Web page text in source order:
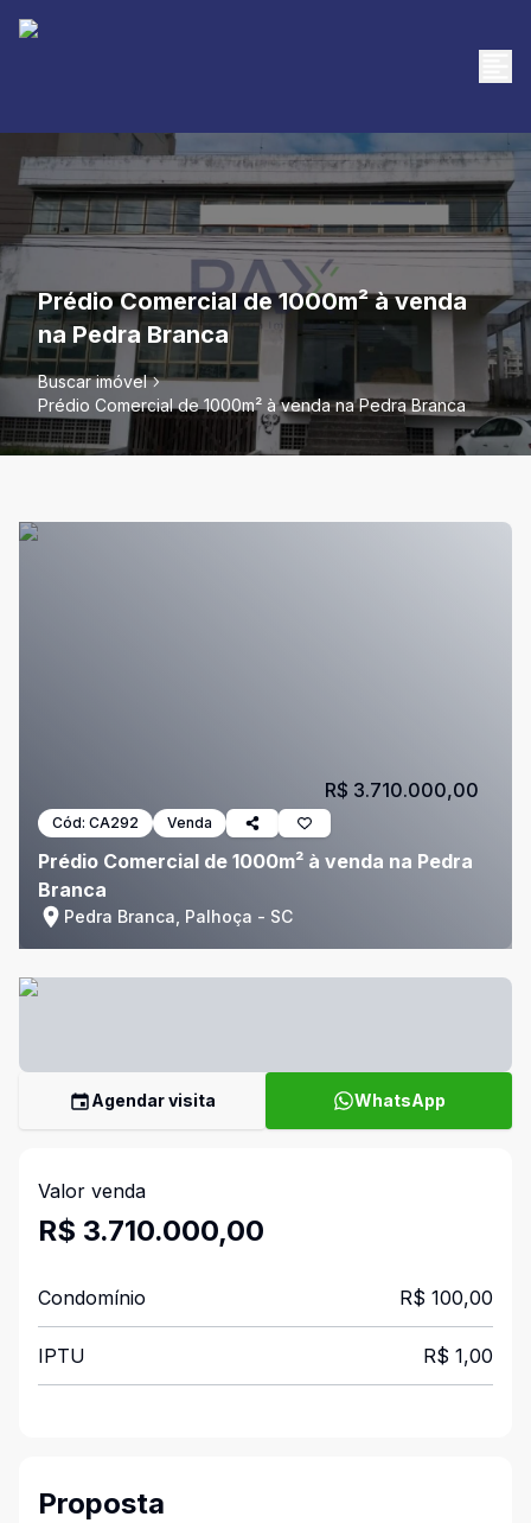
Prédio Comercial de 1000m² à venda
na Pedra Branca
Buscar imóvel
Prédio Comercial de 1000m² à venda na Pedra Branca
Cód: CA292 Venda
Prédio Comercial de 1000m² à venda na Pedra
Branca
Pedra Branca, Palhoça - SC
R$ 3.710.000,00
Agendar visita WhatsApp
Valor venda
R$ 3.710.000,00
Condomínio R$ 100,00
IPTU R$ 1,00
Proposta